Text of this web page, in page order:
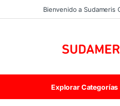
Skip to navigation
Skip to contentBienvenido a Sudameris
Explorar Categorías